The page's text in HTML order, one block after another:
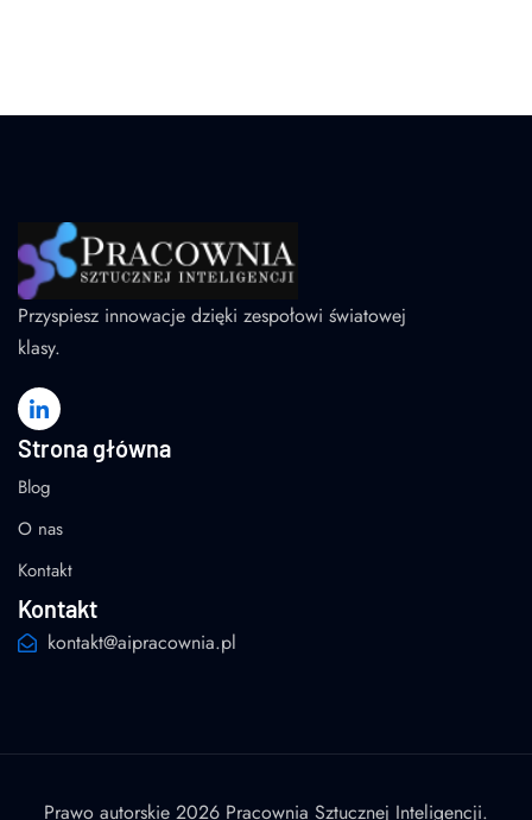
Przyspiesz innowacje dzięki zespołowi światowej
klasy.
Strona główna
Blog
O nas
Kontakt
Kontakt
kontakt@aipracownia.pl
Prawo autorskie 2026 Pracownia Sztucznej Inteligencji.